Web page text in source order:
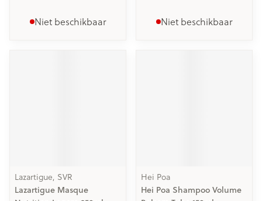
Niet beschikbaar Niet beschikbaar
Lazartigue, SVR
Lazartigue Masque
Hei Poa
Hei Poa Shampoo Volume